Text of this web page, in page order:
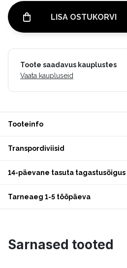
LISA OSTUKORVI
Toote saadavus kauplustes
Vaata kaupluseid
Tooteinfo
Transpordiviisid
14-päevane tasuta tagastusõigus
Tarneaeg 1-5 tööpäeva
Sarnased tooted